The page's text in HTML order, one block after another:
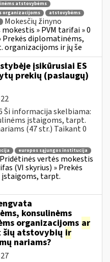
atstovybėms
organizacijoms
atstovybėms
Mokesčių žinyno
» PVM tarifai » 0
Prekės diplomatinėms,
ir jų še
įsikūrusiai ES
prekių (paslaugų)
Ši informacija skelbiama:
įstaigoms, tarpt.
(47 str.) Taikant 0
europos sąjungos institucija
Pridėtinės vertės mokestis
(VI skyrius) » Prekės
tarpt.
konsulinėms
organizacijoms ar
atstovybių ir
nariams?